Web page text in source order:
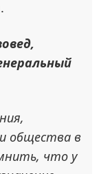
общества в
что у